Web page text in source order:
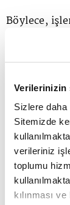
Verilerinizin
Sizlere
Sitemizde
verileriniz
toplumu
kılınması
Böylece,
Bakanlık
Sistemi'ne